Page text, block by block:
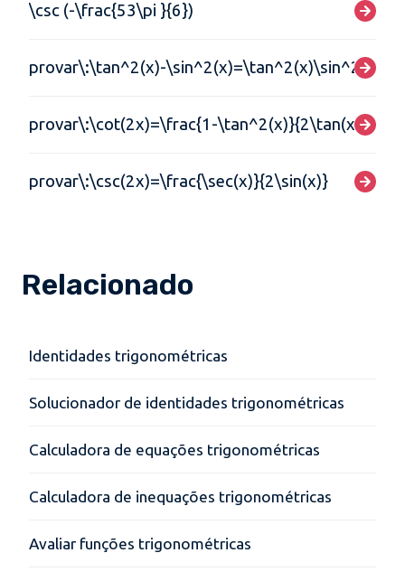
\csc (-\frac{53\pi }{6})
provar\:\tan^2(x)-\sin^2(x)=\tan^2(x)\sin^2(x)
provar\:\cot(2x)=\frac{1-\tan^2(x)}{2\tan(x)}
provar\:\csc(2x)=\frac{\sec(x)}{2\sin(x)}
Relacionado
Identidades trigonométricas
Solucionador de identidades trigonométricas
Calculadora de equações trigonométricas
Calculadora de inequações trigonométricas
Avaliar funções trigonométricas